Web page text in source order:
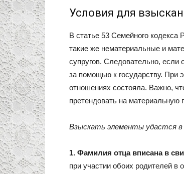
Условия для
В статье 53 Семейного кодекса
такие же нематериальные и
супругов. Следовательно,
за помощью к государству. При
отношениях состояла. Важно,
претендовать на материальную
Взыскать элементы удастся в
1. Фамилия отца вписана в
при участии обоих родителей